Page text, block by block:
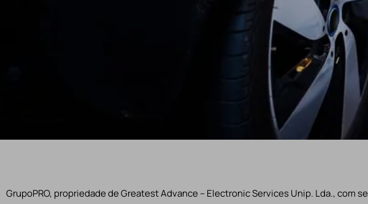
GrupoPRO, propriedade de Greatest Advance – Electronic Services Unip. Lda., com